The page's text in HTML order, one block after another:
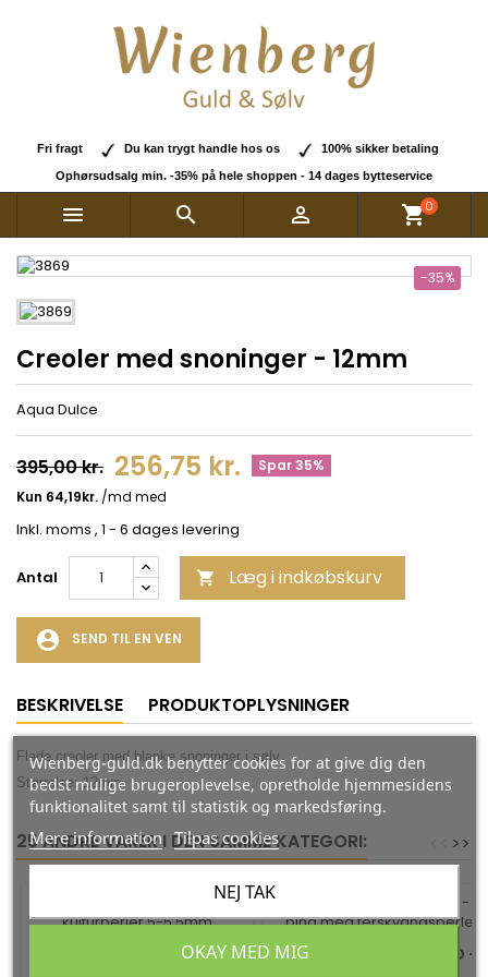
Fri fragt Du kan trygt handle hos os 100% sikker betaling
Ophørsudsalg min. -35% på hele shoppen - 14 dages bytteservice
   shopping_cart0
-35%
Creoler med snoninger - 12mm
Aqua Dulce
395,00 kr. 256,75 kr. Spar 35%
Inkl. moms , 1 - 6 dages levering
Antal  Læg i indkøbskurv
account_circle SEND TIL EN VEN
BESKRIVELSE PRODUKTOPLYSNINGER
Flade creoler med blanke snoninger i sølv
Størrelse: 12mm
25 ANDRE VARER I DEN SAMME KATEGORI: >>
ØRESTIKKER 8 KT. GULD
MED KULTURPERLER 5-
ØREHÆNGER 8 KT. GULD -
PIND MED
Wienberg-guld.dk benytter cookies for at give dig den
bedst mulige brugeroplevelse, opretholde hjemmesidens
funktionalitet samt til statistik og markedsføring.
Mere information Tilpas cookies
NEJ TAK
OKAY MED MIG